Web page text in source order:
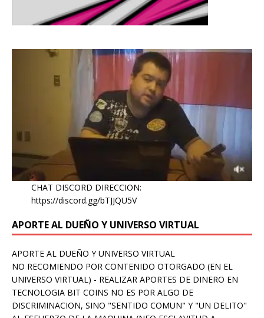
CHAT DISCORD DIRECCION:
https://discord.gg/bTJJQU5V
APORTE AL DUEÑO Y UNIVERSO VIRTUAL
APORTE AL DUEÑO Y UNIVERSO VIRTUAL
NO RECOMIENDO POR CONTENIDO OTORGADO (EN EL
UNIVERSO VIRTUAL) - REALIZAR APORTES DE DINERO EN
TECNOLOGIA BIT COINS NO ES POR ALGO DE
DISCRIMINACION, SINO "SENTIDO COMUN" Y "UN DELITO"